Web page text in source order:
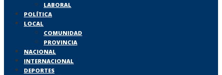
LABORAL
POLÍTICA
LOCAL
COMUNIDAD
PROVINCIA
NACIONAL
INTERNACIONAL
DEPORTES